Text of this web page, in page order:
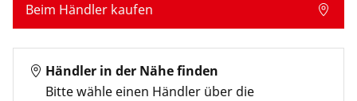
Beim Händler kaufen
Händler in der Nähe finden
Bitte wähle einen Händler über die